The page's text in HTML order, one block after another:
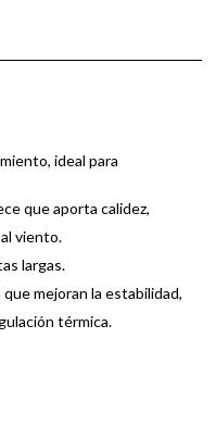
ideal para
que aporta calidez,
viento.
largas.
mejoran la estabilidad,
térmica.